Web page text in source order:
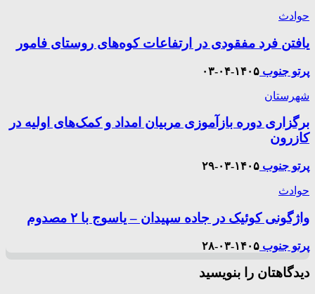
حوادث
یافتن فرد مفقودی در ارتفاعات کوه‌های روستای فامور
پرتو جنوب ۱۴۰۵-۰۴-۰۳
شهرستان
برگزاری دوره بازآموزی مربیان امداد و کمک‌های اولیه در
کازرون
پرتو جنوب ۱۴۰۵-۰۳-۲۹
حوادث
واژگونی کوئیک در جاده سپیدان – یاسوج با ۲ مصدوم
پرتو جنوب ۱۴۰۵-۰۳-۲۸
دیدگاهتان را بنویسید